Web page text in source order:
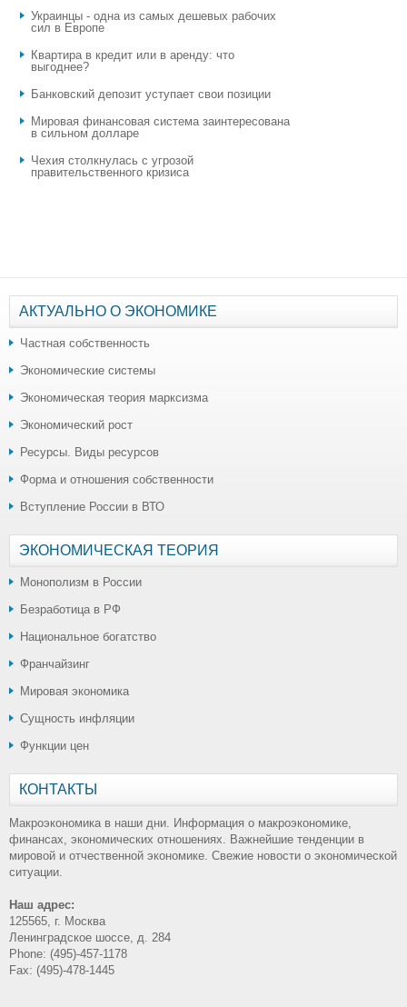
Украинцы - одна из самых дешевых рабочих
сил в Европе
Квартира в кредит или в аренду: что
выгоднее?
​Банковский депозит уступает свои позиции
Мировая финансовая система заинтересована
в сильном долларе
Чехия столкнулась с угрозой
правительственного кризиса
АКТУАЛЬНО О ЭКОНОМИКЕ
Частная собственность
Экономические системы
Экономическая теория марксизма
Экономический рост
Ресурсы. Виды ресурсов
Форма и отношения собственности
Вступление России в ВТО
ЭКОНОМИЧЕСКАЯ ТЕОРИЯ
Монополизм в России
Безработица в РФ
Национальное богатство
Франчайзинг
Мировая экономика
Сущность инфляции
Функции цен
КОНТАКТЫ
Макроэкономика в наши дни. Информация о макроэкономике,
финансах, экономических отношениях. Важнейшие тенденции в
мировой и отчественной экономике. Свежие новости о экономической
ситуации.
Наш адрес:
125565, г. Москва
Ленинградское шоссе, д. 284
Phone: (495)-457-1178
Fax: (495)-478-1445